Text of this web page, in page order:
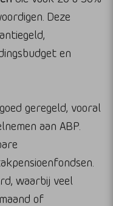
Deze
en
geregeld, vooral
aan ABP.
waarbij veel
of